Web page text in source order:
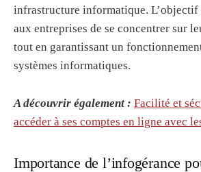
infrastructure informatique. L’objectif
aux entreprises de se concentrer sur
tout en garantissant un
systèmes informatiques.
A découvrir également : Facilité et
accéder à ses comptes en ligne avec
Importance de l’infogérance